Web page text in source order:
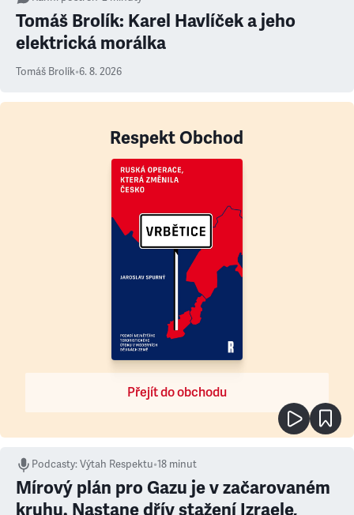
Tomáš Brolík: Karel Havlíček a jeho
elektrická morálka
Tomáš Brolík•6. 8. 2026
Respekt Obchod
Přejít do obchodu
Podcasty:Výtah Respektu•18 minut
Mírový plán pro Gazu je v začarovaném
kruhu. Nastane dřív stažení Izraele,